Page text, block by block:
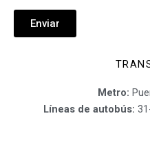
Enviar
Metro:
Líneas de autobús: